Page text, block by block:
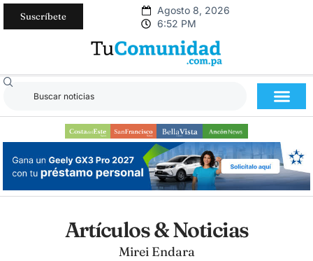
Suscríbete
Agosto 8, 2026
6:52 PM
Artículos & Noticias
Mirei Endara